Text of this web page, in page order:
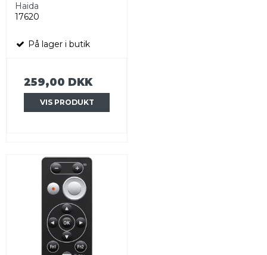
Haida
17620
På lager i butik
259,00 DKK
VIS PRODUKT